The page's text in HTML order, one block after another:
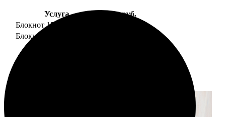
Услуга
Цена, руб.
Блокнот 15х20 клетка
Блокнот 15х20 линейка